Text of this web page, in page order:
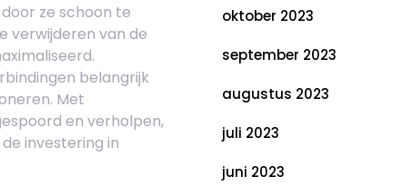
ze schoon te
verwijderen van de
belangrijk
Met
en verholpen,
investering in
oktober 2023
september 2023
augustus 2023
juli 2023
juni 2023